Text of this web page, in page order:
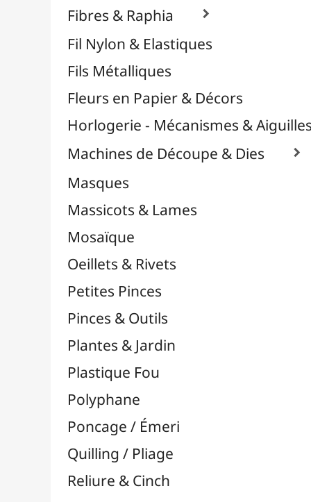
Confettis
Paillettes
Perles
Stickers / Gommettes
Strass / Pierres Décoratives
Serviettes
Sublimation
Supports en Cercles
Tampons et Encreurs 
Washi Tape / Masking Tape
Modelage / Sculpture
Peintures / Couleurs
Pinceaux & Outils
Résines / Moulage
Supports Dessin & Peinture
Transport / Rangement
Papeterie & Bureau
MARQUES